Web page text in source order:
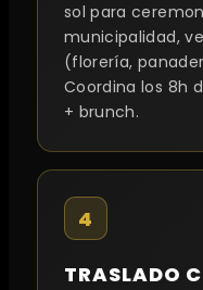
sol para
municipalidad,
(florería,
Coordina los 8h
+ brunch.
4
TRASLADO